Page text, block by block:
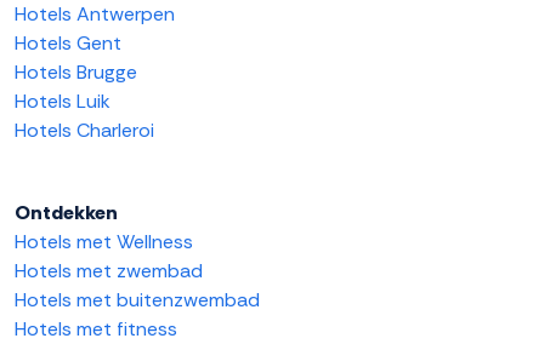
Hotels Antwerpen
Hotels Gent
Hotels Brugge
Hotels Luik
Hotels Charleroi
Ontdekken
Hotels met Wellness
Hotels met zwembad
Hotels met buitenzwembad
Hotels met fitness